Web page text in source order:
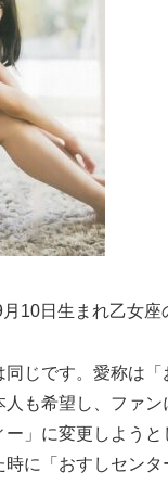
10日生まれ乙女座
じです。愛称は「
も希望し、ファン
」に変更しようと
時に「おすしセンタ